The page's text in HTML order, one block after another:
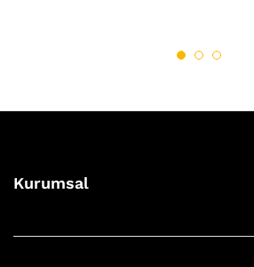
Kurumsal